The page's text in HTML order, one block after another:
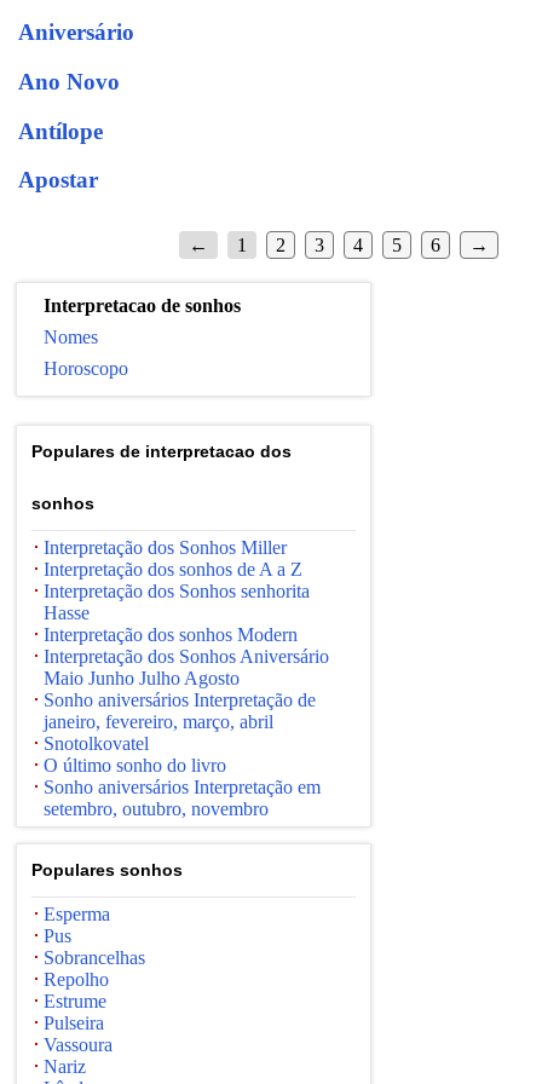
Aniversário
Ano Novo
Antílope
Apostar
← 1 2 3 4 5 6 →
Interpretacao de sonhos
Nomes
Horoscopo
Populares de interpretacao dos
sonhos
Interpretação dos Sonhos Miller
Interpretação dos sonhos de A a Z
Interpretação dos Sonhos senhorita
Hasse
Interpretação dos sonhos Modern
Interpretação dos Sonhos Aniversário
Maio Junho Julho Agosto
Sonho aniversários Interpretação de
janeiro, fevereiro, março, abril
Snotolkovatel
O último sonho do livro
Sonho aniversários Interpretação em
setembro, outubro, novembro
Populares sonhos
Esperma
Pus
Sobrancelhas
Repolho
Estrume
Pulseira
Vassoura
Nariz